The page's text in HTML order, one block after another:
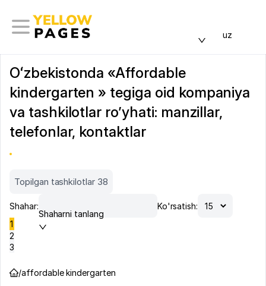
uz
Oʻzbekistonda «Affordable
kindergarten » tegiga oid kompaniya
va tashkilotlar ro’yhati: manzillar,
telefonlar, kontaktlar
Topilgan tashkilotlar 38
Shahar:
Shaharni tanlang
Ko'rsatish:
1
2
3
/affordable kindergarten